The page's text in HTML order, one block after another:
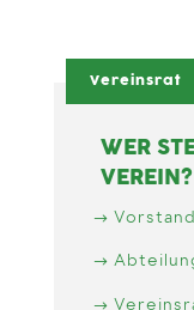
Vereinsrat
WER
VEREIN?
Vorstand